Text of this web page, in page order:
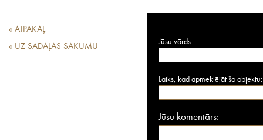
« ATPAKAĻ
« UZ SADAĻAS SĀKUMU
Jūsu vārds:
Laiks, kad apmeklējāt šo objektu:
Jūsu komentārs: